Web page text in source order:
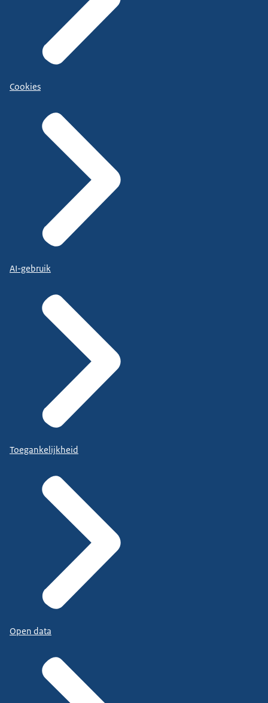
Cookies
AI-gebruik
Toegankelijkheid
Open data